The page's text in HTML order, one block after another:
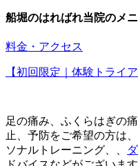
船堀のはればれ当院のメ
料金・アクセス
【初回限定｜体験トライア
足の痛み、ふくらはぎの
止、予防をご希望の方は、
ソナルトレーニング、、